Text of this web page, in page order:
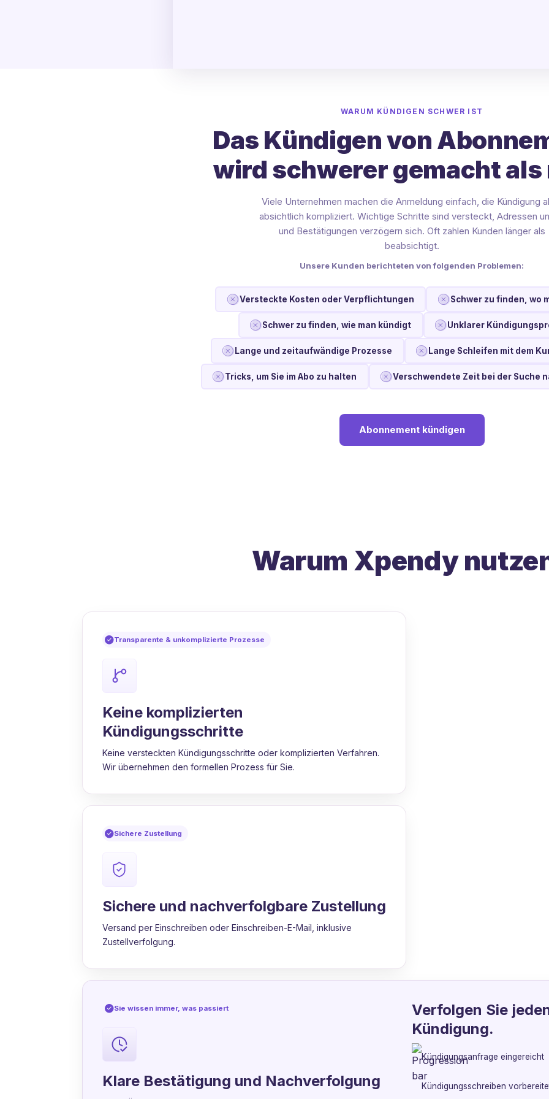
WARUM KÜNDIGEN SCHWER IST
Das Kündigen von
wird schwerer gemacht
Viele Unternehmen machen die Anmeldung einfach, die Kündigung
absichtlich kompliziert. Wichtige Schritte sind versteckt, Adressen
und Bestätigungen verzögern sich. Oft zahlen Kunden länger als
beabsichtigt.
Unsere Kunden berichteten von folgenden Problemen:
Versteckte Kosten oder Verpflichtungen Schwer zu finden, wo
Schwer zu finden, wie man kündigt Unklarer
Lange und zeitaufwändige Prozesse Lange Schleifen mit dem
Tricks, um Sie im Abo zu halten Verschwendete Zeit bei der Suche
Abonnement kündigen
Warum Xpendy
Transparente & unkomplizierte Prozesse
Keine komplizierten
Kündigungsschritte
Keine versteckten Kündigungsschritte oder komplizierten Verfahren.
Wir übernehmen den formellen Prozess für Sie.
Sichere Zustellung
Sichere und nachverfolgbare Zustellung
Versand per Einschreiben oder Einschreiben-E-Mail, inklusive
Zustellverfolgung.
Sie wissen immer, was passiert
Klare Bestätigung und Nachverfolgung
Verfolgen Sie
Kündigung.
Kündigungsanfrage eingereicht
Kündigungsschreiben